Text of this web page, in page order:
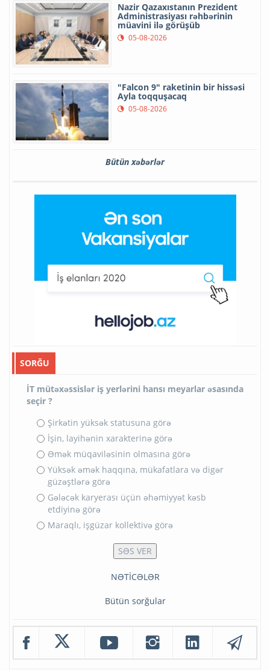
Nazir Qazaxıstanın Prezident
Administrasiyası rəhbərinin
müavini ilə görüşüb
05-08-2026
"Falcon 9" raketinin bir hissəsi
Ayla toqquşacaq
05-08-2026
Bütün xəbərlər
SORĞU
İT mütəxəssislər iş yerlərini hansı meyarlar əsasında
seçir ?
Şirkətin yüksək statusuna görə
İşin, layihənin xarakterinə görə
Əmək müqaviləsinin olmasına görə
Yüksək əmək haqqına, mükafatlara və digər
güzəştlərə görə
Gələcək karyerası üçün əhəmiyyət kəsb
etdiyinə görə
Maraqlı, işgüzar kollektivə görə
NƏTİCƏLƏR
Bütün sorğular